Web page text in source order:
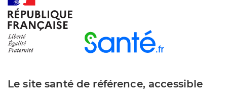
Le site santé de référence, accessible